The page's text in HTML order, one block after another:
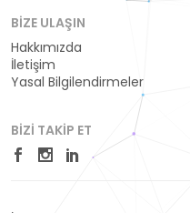
BIZE ULAŞIN
Hakkımızda
İletişim
Yasal Bilgilendirmeler
BIZI TAKIP ET